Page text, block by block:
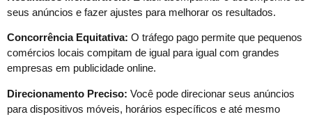
seus anúncios e fazer ajustes para melhorar os resultados.
Concorrência Equitativa: O tráfego pago permite que pequenos
comércios locais compitam de igual para igual com grandes
empresas em publicidade online.
Direcionamento Preciso: Você pode direcionar seus anúncios
para dispositivos móveis, horários específicos e até mesmo